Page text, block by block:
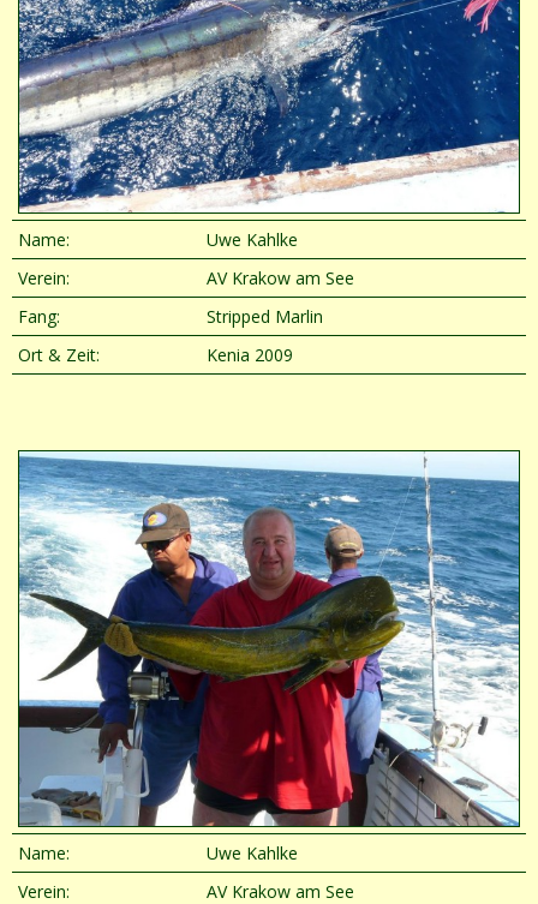
Name:
Uwe Kahlke
Verein:
AV Krakow am See
Fang:
Stripped Marlin
Ort & Zeit:
Kenia 2009
Name:
Uwe Kahlke
Verein:
AV Krakow am See